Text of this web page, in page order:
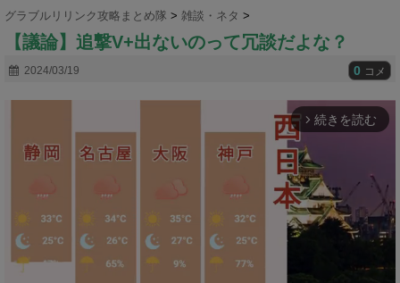
グラブルリリンク攻略まとめ隊 > 雑談・ネタ >
【議論】追撃V+出ないのって冗談だよな？
2024/03/19 0 コメ
arrow_forward_ios 続きを読む